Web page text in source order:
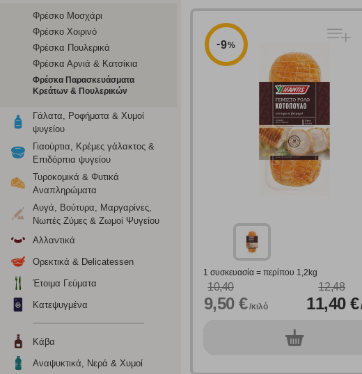
Φρέσκο Μοσχάρι
Φρέσκο Χοιρινό
Φρέσκα Πουλερικά
Φρέσκα Αρνιά & Κατσίκια
Φρέσκα Παρασκευάσματα
Κρεάτων & Πουλερικών
Γάλατα, Ροφήματα & Χυμοί
ψυγείου
Γιαούρτια, Κρέμες γάλακτος &
Επιδόρπια ψυγείου
Τυροκομικά & Φυτικά
Αναπληρώματα
Αυγά, Βούτυρα, Μαργαρίνες,
Νωπές Ζύμες & Ζωμοί Ψυγείου
Αλλαντικά
Ορεκτικά & Delicatessen
Έτοιμα Γεύματα
Κατεψυγμένα
Κάβα
Αναψυκτικά, Νερά & Χυμοί
-9%
1 συσκευασία = περίπου 1,2kg
10,40
9,50 €/κιλό
12,48
11,40 €
0συσκ.
Ρυθμίσεις
Ενημέρωση
Κατά την απλή περιήγηση ή/και χρήση του ιστότοπου συλλέγουμε
περιέχουν προσωποποιημένα χαρακτηριστικά που υποδεικνύουν την
υπολογιστή ή την ηλεκτρονική συσκευή σας, προσθέτοντας